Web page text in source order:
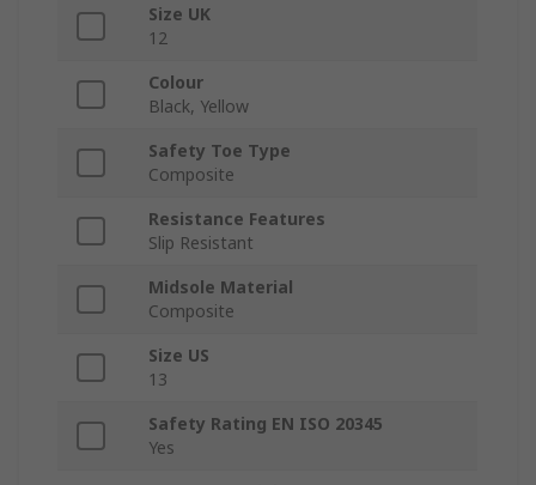
Size UK
12
Colour
Black, Yellow
Safety Toe Type
Composite
Resistance Features
Slip Resistant
Midsole Material
Composite
Size US
13
Safety Rating EN ISO 20345
Yes